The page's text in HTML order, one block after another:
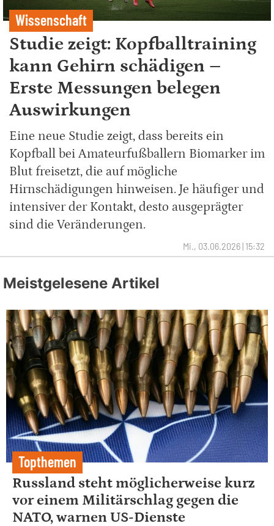
Wissenschaft
Studie zeigt: Kopfballtraining
kann Gehirn schädigen –
Erste Messungen belegen
Auswirkungen
Eine neue Studie zeigt, dass bereits ein
Kopfball bei Amateurfußballern Biomarker im
Blut freisetzt, die auf mögliche
Hirnschädigungen hinweisen. Je häufiger und
intensiver der Kontakt, desto ausgeprägter
sind die Veränderungen.
Mi., 03.06.2026 | 15:32
Meistgelesene Artikel
Topthemen
Russland steht möglicherweise kurz
vor einem Militärschlag gegen die
NATO, warnen US-Dienste